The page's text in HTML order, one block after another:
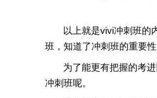
以上就是vivi冲刺班的
班，知道了冲刺班的重要性
为了能更有把握的考
冲刺班呢。